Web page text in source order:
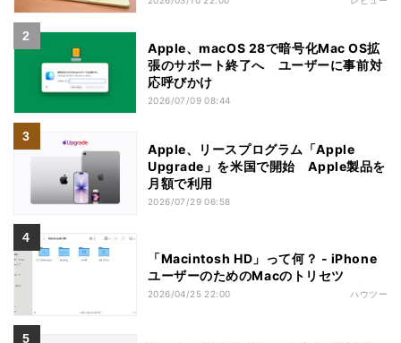
Apple、macOS 28で暗号化Mac OS拡
張のサポート終了へ ユーザーに事前対
応呼びかけ
2026/07/09 08:44
Apple、リースプログラム「Apple
Upgrade」を米国で開始 Apple製品を
月額で利用
2026/07/29 06:58
「Macintosh HD」って何？ - iPhone
ユーザーのためのMacのトリセツ
2026/04/25 22:00 ハウツー